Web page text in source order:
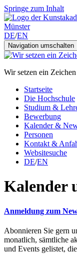
Springe zum Inhalt
DE/EN
Navigation umschalten
Wir setzen ein
Startseite
Die Hochschule
Studium &
Bewerbung
Kalender &
Personen
Kontakt &
Websitesuche
DE/EN
Kalender
Anmeldung zum
Abonnieren Sie gern
monatlich, sämtliche
und Events gelistet,